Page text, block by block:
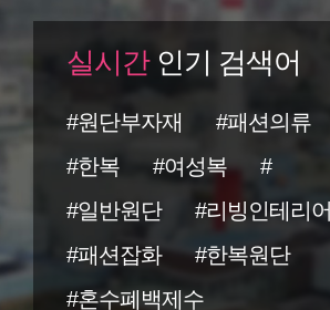
실시간인기 검색어
#원단부자재
#패션의류
#한복
#여성복
#
#일반원단
#리빙인테리어
#패션잡화
#한복원단
#혼수폐백제수